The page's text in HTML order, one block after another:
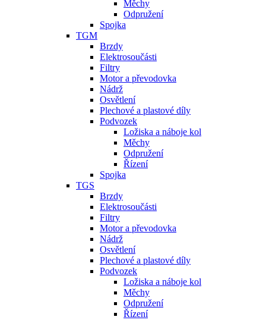
Měchy
Odpružení
Spojka
TGM
Brzdy
Elektrosoučásti
Filtry
Motor a převodovka
Nádrž
Osvětlení
Plechové a plastové díly
Podvozek
Ložiska a náboje kol
Měchy
Odpružení
Řízení
Spojka
TGS
Brzdy
Elektrosoučásti
Filtry
Motor a převodovka
Nádrž
Osvětlení
Plechové a plastové díly
Podvozek
Ložiska a náboje kol
Měchy
Odpružení
Řízení